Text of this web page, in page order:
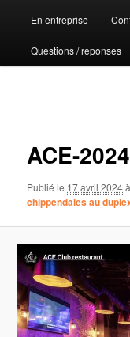
au
contenu
En entreprise
Questions / reponses
ACE-
Publié le 17 avril 2024
chippendales au